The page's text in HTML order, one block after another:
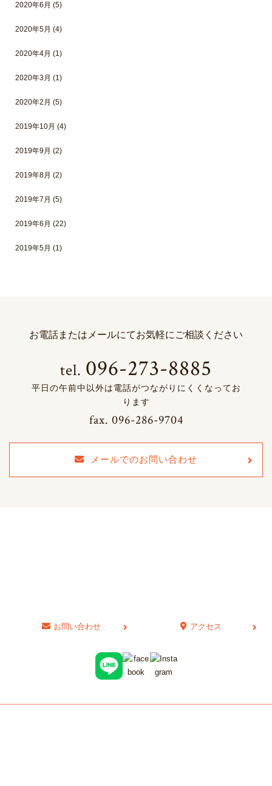
2020年6月 (5)
2020年5月 (4)
2020年4月 (1)
2020年3月 (1)
2020年2月 (5)
2019年10月 (4)
2019年9月 (2)
2019年8月 (2)
2019年7月 (5)
2019年6月 (22)
2019年5月 (1)
お電話またはメールにてお気軽にご相談ください
tel. 096-273-8885
平日の午前中以外は電話がつながりにくくなってお
ります
fax. 096-286-9704
メールでのお問い合わせ
お問い合わせ アクセス